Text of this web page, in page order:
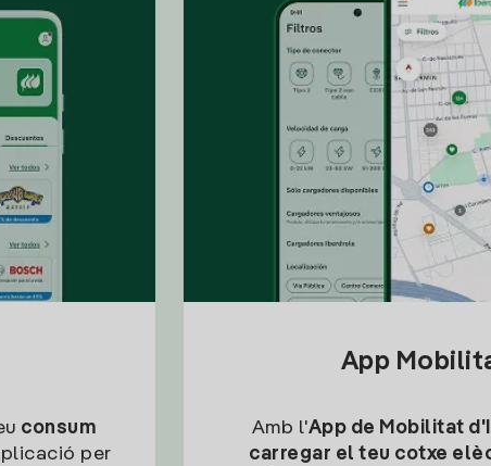
consum
per
App
Amb l'App de Mobilitat
carregar el teu cotxe